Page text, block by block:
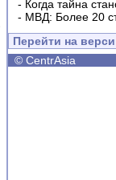
- Когда тайна
- МВД: Более 20
Перейти на
© CentrAsia